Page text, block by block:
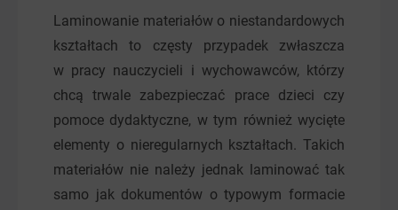
Laminowanie materiałów o niestandardowych
kształtach to częsty przypadek zwłaszcza
w pracy nauczycieli i wychowawców, którzy
chcą trwale zabezpieczać prace dzieci czy
pomoce dydaktyczne, w tym również wycięte
elementy o nieregularnych kształtach. Takich
materiałów nie należy jednak laminować tak
samo jak dokumentów o typowym formacie